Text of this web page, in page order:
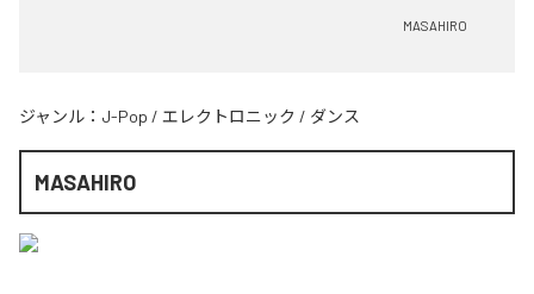
MASAHIRO
ジャンル： J-Pop / エレクトロニック / ダンス
MASAHIRO